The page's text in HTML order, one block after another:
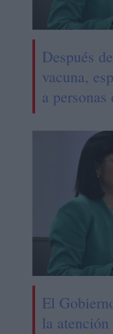
Después
vacuna,
a
El
la